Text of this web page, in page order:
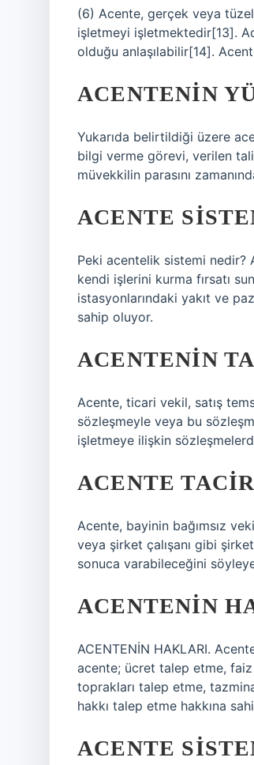
(6) Acente, gerçek veya
işletmeyi işletmektedir[13].
olduğu anlaşılabilir[14].
ACENTENIN
Yukarıda belirtildiği üzere
bilgi verme görevi, verilen
müvekkilin parasını
ACENTE
Peki acentelik sistemi nedir?
kendi işlerini kurma fırsatı
istasyonlarındaki yakıt ve
sahip oluyor.
ACENTENIN
Acente, ticari vekil, satış
sözleşmeyle veya bu
işletmeye ilişkin
ACENTE
Acente, bayinin bağımsız
veya şirket çalışanı gibi
sonuca varabileceğini
ACENTENIN
ACENTENİN HAKLARI.
acente; ücret talep etme,
toprakları talep etme,
hakkı talep etme hakkına
ACENTE